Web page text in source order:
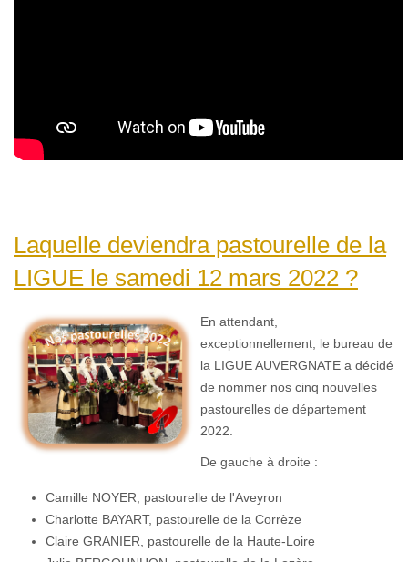
Laquelle deviendra pastourelle de la
LIGUE le samedi 12 mars 2022 ?
En attendant,
exceptionnellement, le bureau de
la LIGUE AUVERGNATE a décidé
de nommer nos cinq nouvelles
pastourelles de département
2022.
De gauche à droite :
Camille NOYER, pastourelle de l'Aveyron
Charlotte BAYART, pastourelle de la Corrèze
Claire GRANIER, pastourelle de la Haute-Loire